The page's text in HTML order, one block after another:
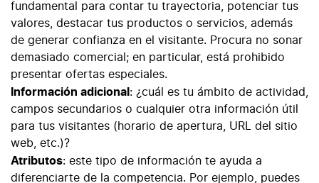
fundamental para contar tu trayectoria, potenciar tus
valores, destacar tus productos o servicios, además
de generar confianza en el visitante. Procura no sonar
demasiado comercial; en particular, está prohibido
presentar ofertas especiales.
Información adicional: ¿cuál es tu ámbito de actividad,
campos secundarios o cualquier otra información útil
para tus visitantes (horario de apertura, URL del sitio
web, etc.)?
Atributos: este tipo de información te ayuda a
diferenciarte de la competencia. Por ejemplo, puedes